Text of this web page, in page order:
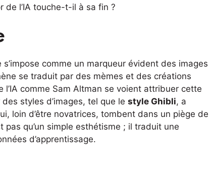
de l’IA touche-t-il à sa fin ?
comme un marqueur évident des images
se traduit par des mèmes et des créations
comme Sam Altman se voient attribuer cette
styles d’images, tel que le style Ghibli, a
loin d’être novatrices, tombent dans un piège de
qu’un simple esthétisme ; il traduit une
d’apprentissage.